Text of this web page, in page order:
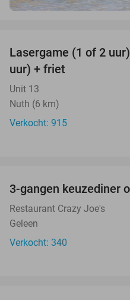
Lasergame (1 of 2
uur) + friet
Unit 13
Nuth (6 km)
Verkocht: 915
3-gangen keuzediner
Restaurant Crazy Joe's
Geleen
Verkocht: 340